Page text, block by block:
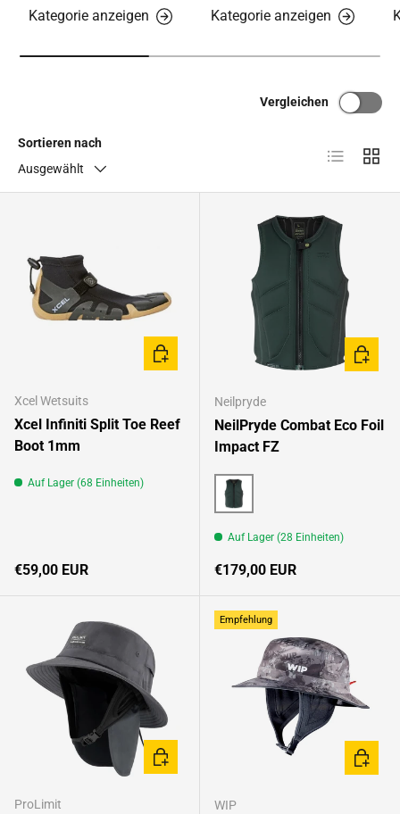
Kategorie anzeigen Kategorie anzeigen
Sortieren nach
Ausgewählt
Vergleichen
Produktliste
Xcel Wetsuits
Xcel Infiniti Split Toe Reef
Boot 1mm
Auf Lager (68 Einheiten)
Normaler Preis
€59,00 EUR
OPTIONEN AUSWÄHLEN
Neilpryde
NeilPryde Combat Eco Foil
Impact FZ
Auf Lager (28 Einheiten)
Normaler Preis
€179,00 EUR
ProLimit
OPTIONEN AUSWÄHLEN
Empfehlung
WIP